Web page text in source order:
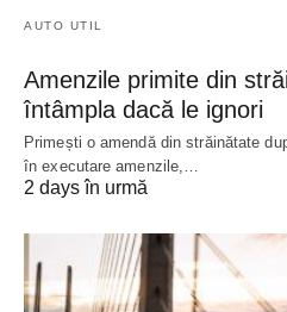
AUTO UTIL
Amenzile primite din
întâmpla dacă le ignori
Primești o amendă din străinătate
în executare amenzile,…
2 days în urmă